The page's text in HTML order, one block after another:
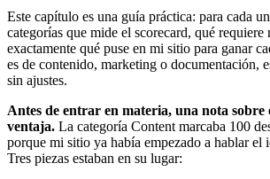
Este capítulo es una guía práctica: para cada
categorías que mide el scorecard, qué requiere
exactamente qué puse en mi sitio para ganar
es de contenido, marketing o documentación,
sin ajustes.
Antes de entrar en materia, una nota sobre
ventaja. La categoría Content marcaba 100
porque mi sitio ya había empezado a hablar el
Tres piezas estaban en su lugar: